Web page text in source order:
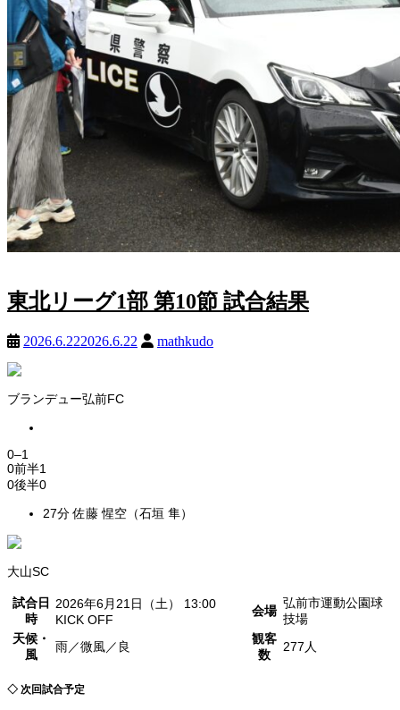
東北リーグ1部 第10節 試合結果
2026.6.222026.6.22 mathkudo
ブランデュー弘前FC
0–1
0前半1
0後半0
27分 佐藤 惺空（石垣 隼）
大山SC
試合日
時
2026年6月21日（土） 13:00
KICK OFF
会場
弘前市運動公園球
技場
天候・
風
雨／微風／良
観客
数
277人
◇ 次回試合予定